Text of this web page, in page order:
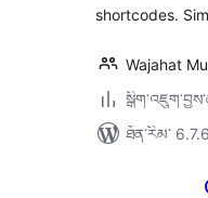
shortcodes.
Wajahat
ཐོན་རིམ་